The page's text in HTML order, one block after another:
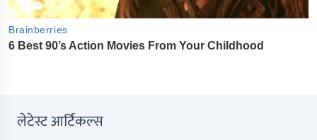
लेटेस्ट आर्टिकल्स